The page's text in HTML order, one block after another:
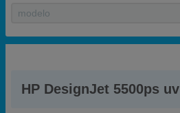
modelo
HP DesignJet 5500ps uv